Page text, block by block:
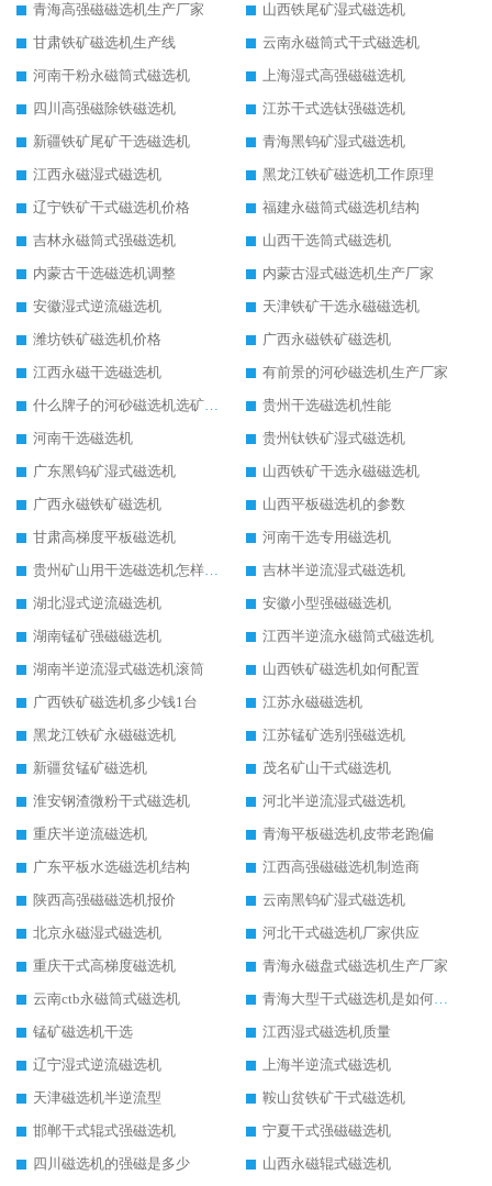
青海高强磁磁选机生产厂家
山西铁尾矿湿式磁选机
甘肃铁矿磁选机生产线
云南永磁筒式干式磁选机
河南干粉永磁筒式磁选机
上海湿式高强磁磁选机
四川高强磁除铁磁选机
江苏干式选钛强磁选机
新疆铁矿尾矿干选磁选机
青海黑钨矿湿式磁选机
江西永磁湿式磁选机
黑龙江铁矿磁选机工作原理
辽宁铁矿干式磁选机价格
福建永磁筒式磁选机结构
吉林永磁筒式强磁选机
山西干选筒式磁选机
内蒙古干选磁选机调整
内蒙古湿式磁选机生产厂家
安徽湿式逆流磁选机
天津铁矿干选永磁磁选机
潍坊铁矿磁选机价格
广西永磁铁矿磁选机
江西永磁干选磁选机
有前景的河砂磁选机生产厂家
什么牌子的河砂磁选机选矿效果好
贵州干选磁选机性能
河南干选磁选机
贵州钛铁矿湿式磁选机
广东黑钨矿湿式磁选机
山西铁矿干选永磁磁选机
广西永磁铁矿磁选机
山西平板磁选机的参数
甘肃高梯度平板磁选机
河南干选专用磁选机
贵州矿山用干选磁选机怎样调磁
吉林半逆流湿式磁选机
湖北湿式逆流磁选机
安徽小型强磁磁选机
湖南锰矿强磁磁选机
江西半逆流永磁筒式磁选机
湖南半逆流湿式磁选机滚筒
山西铁矿磁选机如何配置
广西铁矿磁选机多少钱1台
江苏永磁磁选机
黑龙江铁矿永磁磁选机
江苏锰矿选别强磁选机
新疆贫锰矿磁选机
茂名矿山干式磁选机
淮安钢渣微粉干式磁选机
河北半逆流湿式磁选机
重庆半逆流磁选机
青海平板磁选机皮带老跑偏
广东平板水选磁选机结构
江西高强磁磁选机制造商
陕西高强磁磁选机报价
云南黑钨矿湿式磁选机
北京永磁湿式磁选机
河北干式磁选机厂家供应
重庆干式高梯度磁选机
青海永磁盘式磁选机生产厂家
云南ctb永磁筒式磁选机
青海大型干式磁选机是如何选矿的
锰矿磁选机干选
江西湿式磁选机质量
辽宁湿式逆流磁选机
上海半逆流式磁选机
天津磁选机半逆流型
鞍山贫铁矿干式磁选机
邯郸干式辊式强磁选机
宁夏干式强磁磁选机
四川磁选机的强磁是多少
山西永磁辊式磁选机